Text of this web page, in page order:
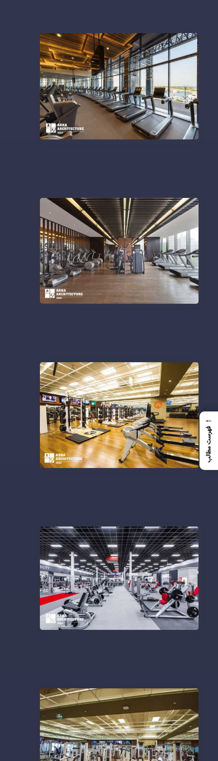
←
فهرست مطالب